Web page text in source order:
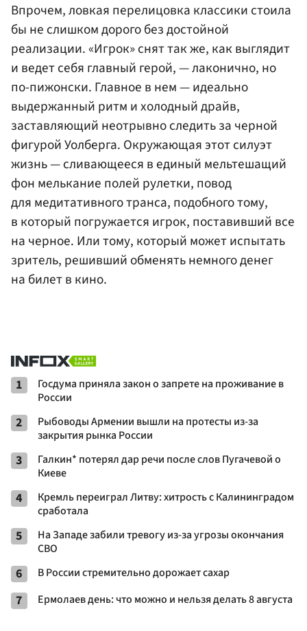
Впрочем, ловкая перелицовка классики стоила
бы не слишком дорого без достойной
реализации. «Игрок» снят так же, как выглядит
и ведет себя главный герой, — лаконично, но
по-пижонски. Главное в нем — идеально
выдержанный ритм и холодный драйв,
заставляющий неотрывно следить за черной
фигурой Уолберга. Окружающая этот силуэт
жизнь — сливающееся в единый мельтешащий
фон мелькание полей рулетки, повод
для медитативного транса, подобного тому,
в который погружается игрок, поставивший все
на черное. Или тому, который может испытать
зритель, решивший обменять немного денег
на билет в кино.
1
Госдума приняла закон о запрете на проживание в
России
2
Рыбоводы Армении вышли на протесты из-за
закрытия рынка России
3
Галкин* потерял дар речи после слов Пугачевой о
Киеве
4
Кремль переиграл Литву: хитрость с Калининградом
сработала
5
На Западе забили тревогу из-за угрозы окончания
СВО
6 В России стремительно дорожает сахар
7 Ермолаев день: что можно и нельзя делать 8 августа